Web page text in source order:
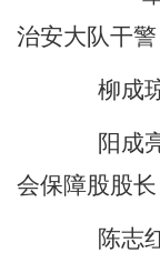
治安大队干警
柳成
阳成
会保障股股长
陈志